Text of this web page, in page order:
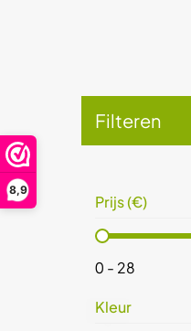
8,9
Filteren
Prijs (€)
Prijs (€)
0 - 28
Kleur
wit(1)